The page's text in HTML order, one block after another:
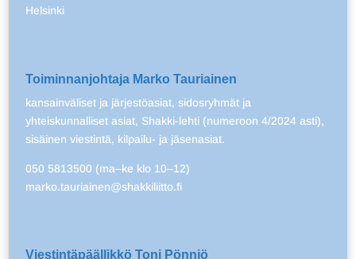
Helsinki
Toiminnanjohtaja Marko Tauriainen
kansainväliset ja järjestöasiat, sidosryhmät ja
yhteiskunnalliset asiat, Shakki-lehti (numeroon 4/2024 asti),
sisäinen viestintä, kilpailu- ja jäsenasiat.
050 5813500 (ma–ke klo 10–12)
marko.tauriainen@shakkiliitto.fi
Viestintäpäällikkö Toni Pönniö